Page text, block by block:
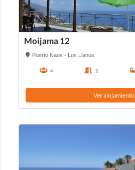
Moijama 12
Puerto Naos - Los Llanos
4 2
Ver alojamiento